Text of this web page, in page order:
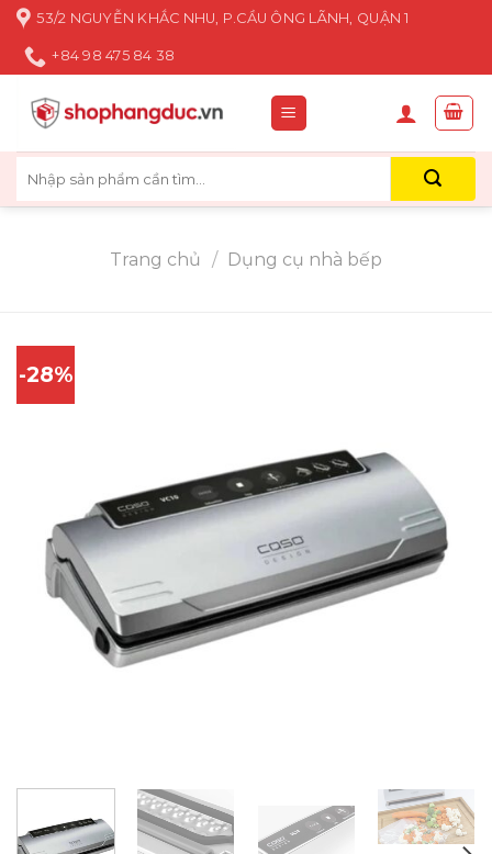
Skip
content
53/2 NGUYỄN KHẮC NHU, P.CẦU ÔNG LÃNH, QUẬN 1
+84 98 475 84 38
kiếm:
Trang chủ / Dụng cụ nhà bếp
-28%